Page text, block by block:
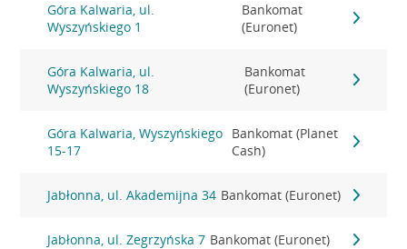
Góra Kalwaria, ul.
Wyszyńskiego 1
Bankomat
(Euronet)
Góra Kalwaria, ul.
Wyszyńskiego 18
Bankomat
(Euronet)
Góra Kalwaria, Wyszyńskiego
15-17
Bankomat (Planet
Cash)
Jabłonna, ul. Akademijna 34 Bankomat (Euronet)
Jabłonna, ul. Zegrzyńska 7 Bankomat (Euronet)